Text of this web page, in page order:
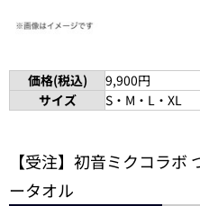
価格(税込)
9,900円
サイズ
S・M・L・XL
【受注】初音ミクコラ
ータオル